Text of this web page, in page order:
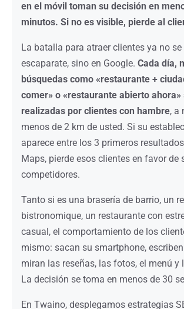
en el móvil toman su decisión en
minutos. Si no es visible, pierde al
La batalla para atraer clientes ya no se
escaparate, sino en Google. Cada día,
búsquedas como «restaurante +
comer» o «restaurante abierto ahora»
realizadas por clientes con hambre, a
menos de 2 km de usted. Si su
aparece entre los 3 primeros
Maps, pierde esos clientes en favor de
competidores.
Tanto si es una brasería de barrio, un
bistronomique, un restaurante con
casual, el comportamiento de los
mismo: sacan su smartphone,
miran las reseñas, las fotos, el menú y
La decisión se toma en menos de 30
En Twaino, desplegamos estrategias